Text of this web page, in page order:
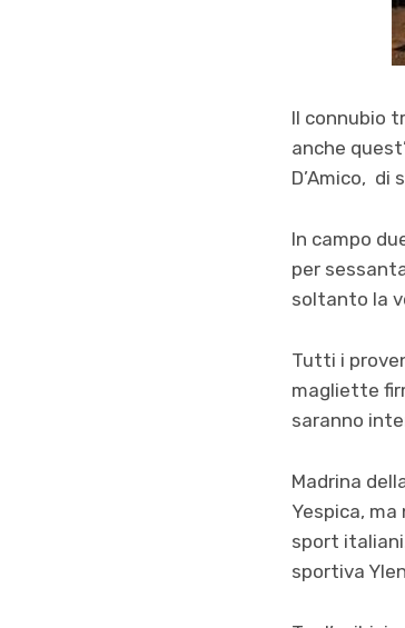
Il connubio
anche
D’Amico, di
In campo
per
soltanto la
Tutti i
magliette
saranno
Madrina
Yespica,
sport
sportiva